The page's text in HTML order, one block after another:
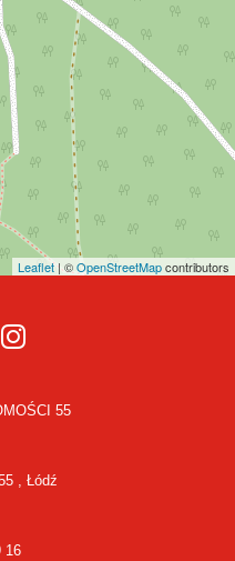
Leaflet| ©OpenStreetMapcontributors
55
, Łódź
16